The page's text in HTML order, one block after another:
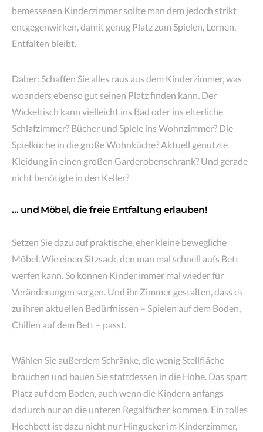
bemessenen Kinderzimmer sollte man dem jedoch strikt
entgegenwirken, damit genug Platz zum Spielen, Lernen,
Entfalten bleibt.
Daher: Schaffen Sie alles raus aus dem Kinderzimmer, was
woanders ebenso gut seinen Platz finden kann. Der
Wickeltisch kann vielleicht ins Bad oder ins elterliche
Schlafzimmer? Bücher und Spiele ins Wohnzimmer? Die
Spielküche in die große Wohnküche? Aktuell genutzte
Kleidung in einen großen Garderobenschrank? Und gerade
nicht benötigte in den Keller?
… und Möbel, die freie Entfaltung erlauben!
Setzen Sie dazu auf praktische, eher kleine bewegliche
Möbel. Wie einen Sitzsack, den man mal schnell aufs Bett
werfen kann. So können Kinder immer mal wieder für
Veränderungen sorgen. Und ihr Zimmer gestalten, dass es
zu ihren aktuellen Bedürfnissen – Spielen auf dem Boden,
Chillen auf dem Bett – passt.
Wählen Sie außerdem Schränke, die wenig Stellfläche
brauchen und bauen Sie stattdessen in die Höhe. Das spart
Platz auf dem Boden, auch wenn die Kindern anfangs
dadurch nur an die unteren Regalfächer kommen. Ein tolles
Hochbett ist dazu nicht nur Hingucker im Kinderzimmer,